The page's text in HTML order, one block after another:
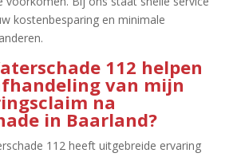
kostenbesparing en minimale
112 helpen
van mijn
na
in Baarland?
112 heeft uitgebreide ervaring